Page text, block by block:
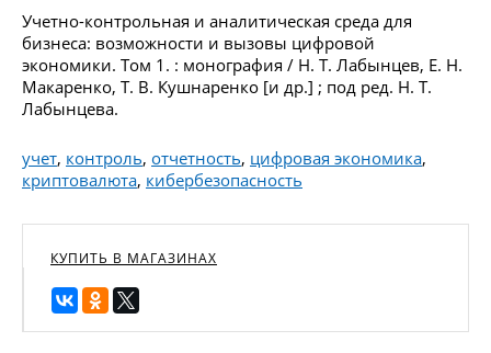
Учетно-контрольная и аналитическая среда для
бизнеса: возможности и вызовы цифровой
экономики. Том 1. : монография / Н. Т. Лабынцев, Е. Н.
Макаренко, Т. В. Кушнаренко [и др.] ; под ред. Н. Т.
Лабынцева.
учет, контроль, отчетность, цифровая экономика,
криптовалюта, кибербезопасность
КУПИТЬ В МАГАЗИНАХ